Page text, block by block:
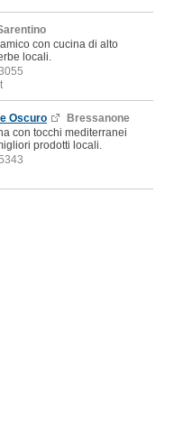
con cucina di alto
locali.
Oscuro
Bressanone
con tocchi mediterranei
prodotti locali.